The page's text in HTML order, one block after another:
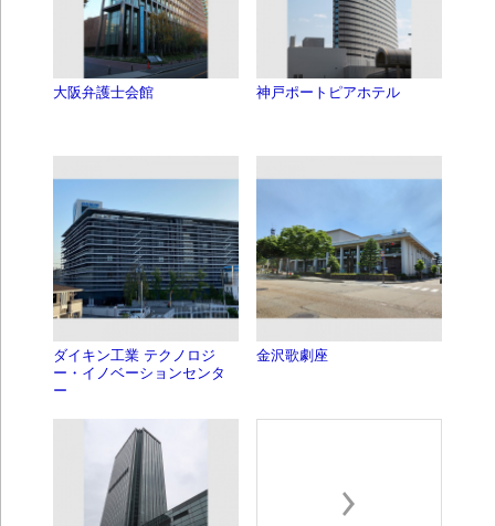
大阪弁護士会館 神戸ポートピアホテル
ダイキン工業 テクノロジ
ー・イノベーションセンタ
ー
金沢歌劇座